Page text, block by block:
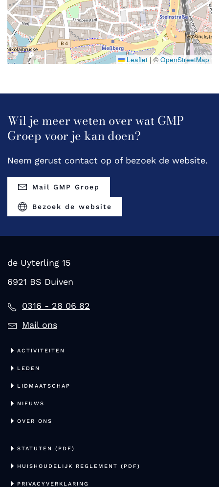
Leaflet | © OpenStreetMap
Wil je meer weten over wat GMP
Groep voor je kan doen?
Neem gerust contact op of bezoek de website.
Mail GMP Groep
Bezoek de website
de Uyterling 15
6921 BS Duiven
0316 - 28 06 82
Mail ons
ACTIVITEITEN
LEDEN
LIDMAATSCHAP
NIEUWS
OVER ONS
STATUTEN (PDF)
HUISHOUDELIJK REGLEMENT (PDF)
PRIVACYVERKLARING